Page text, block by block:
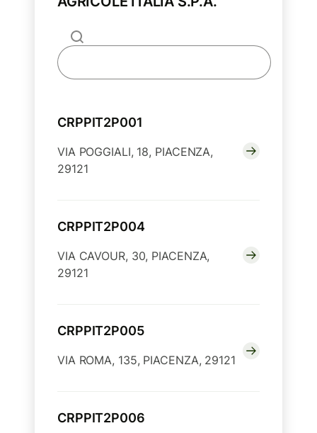
CRPPIT2P001
VIA POGGIALI, 18, PIACENZA,
29121
CRPPIT2P004
VIA CAVOUR, 30, PIACENZA,
29121
CRPPIT2P005
VIA ROMA, 135, PIACENZA, 29121
CRPPIT2P006